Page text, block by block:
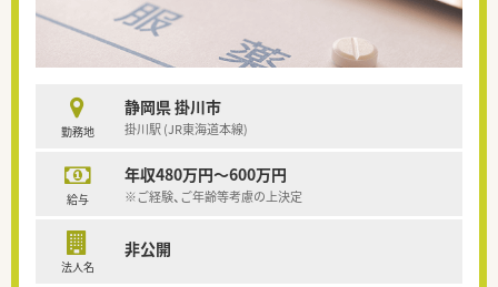
勤務地
静岡県 掛川市
掛川駅 (JR東海道本線)
給与
年収480万円～600万円
※ご経験、ご年齢等考慮の上決定
法人名
非公開